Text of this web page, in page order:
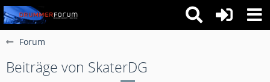
Forum
Beiträge von SkaterDG